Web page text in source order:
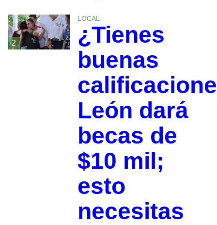
2
LOCAL
¿Tienes
buenas
León dará
becas de
$10 mil;
esto
necesitas